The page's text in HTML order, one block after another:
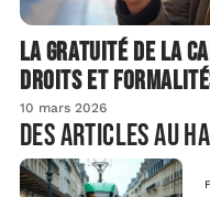
La gratuité de la
droits et
10 mars 2026
Des articles au